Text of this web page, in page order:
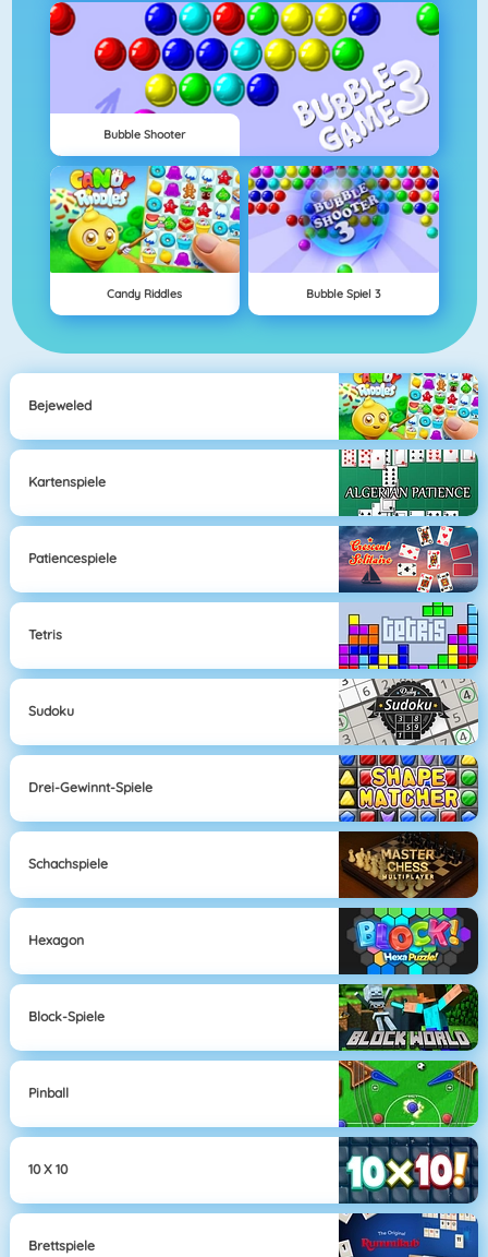
Bubble Shooter
Candy Riddles Bubble Spiel 3
Bejeweled
Kartenspiele
Patiencespiele
Tetris
Sudoku
Drei-Gewinnt-Spiele
Schachspiele
Hexagon
Block-Spiele
Pinball
10 X 10
Brettspiele